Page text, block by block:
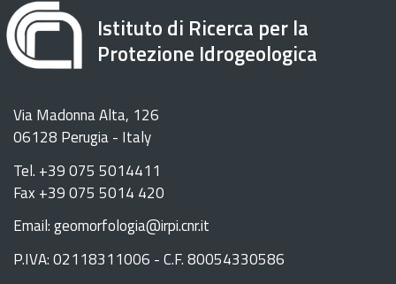
Istituto di Ricerca per la
Protezione Idrogeologica
Via Madonna Alta, 126
06128 Perugia - Italy
Tel. +39 075 5014411
Fax +39 075 5014 420
Email: geomorfologia@irpi.cnr.it
P.IVA: 02118311006 - C.F. 80054330586